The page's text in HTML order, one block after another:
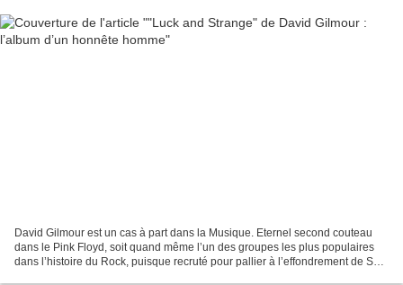
David Gilmour est un cas à part dans la Musique. Eternel second couteau
dans le Pink Floyd, soit quand même l’un des groupes les plus populaires
dans l’histoire du Rock, puisque recruté pour pallier à l’effondrement de Syd